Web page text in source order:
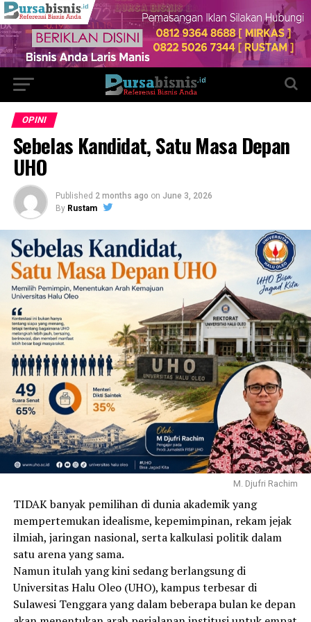
OPINI
Sebelas Kandidat, Satu Masa Depan
UHO
Published 2 months ago on June 3, 2026
By Rustam
M. Djufri Rachim
TIDAK banyak pemilihan di dunia akademik yang
mempertemukan idealisme, kepemimpinan, rekam jejak
ilmiah, jaringan nasional, serta kalkulasi politik dalam
satu arena yang sama.
Namun itulah yang kini sedang berlangsung di
Universitas Halu Oleo (UHO), kampus terbesar di
Sulawesi Tenggara yang dalam beberapa bulan ke depan